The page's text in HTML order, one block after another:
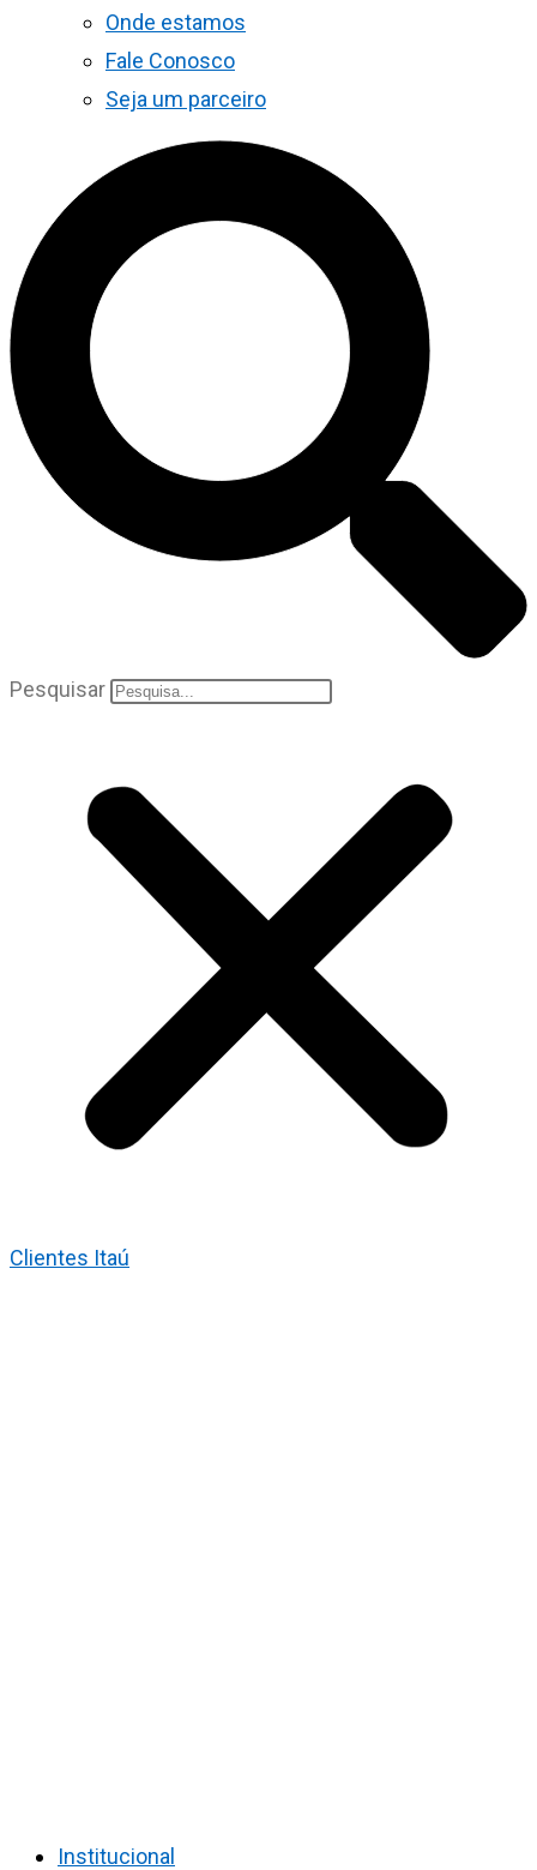
Onde estamos
Fale Conosco
Seja um parceiro
Pesquisar
Clientes Itaú
Institucional